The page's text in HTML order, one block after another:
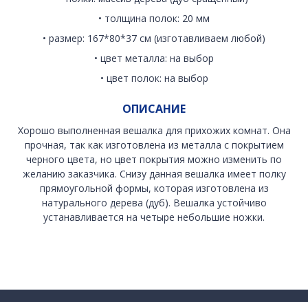
• толщина полок: 20 мм
• размер: 167*80*37 см (изготавливаем любой)
• цвет металла: на выбор
• цвет полок: на выбор
ОПИСАНИЕ
Хорошо выполненная вешалка для прихожих комнат. Она
прочная, так как изготовлена из металла с покрытием
черного цвета, но цвет покрытия можно изменить по
желанию заказчика. Снизу данная вешалка имеет полку
прямоугольной формы, которая изготовлена из
натурального дерева (дуб). Вешалка устойчиво
устанавливается на четыре небольшие ножки.